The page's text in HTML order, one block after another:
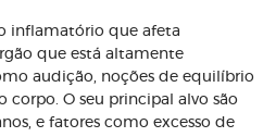
inflamatório que afeta
que está altamente
audição, noções de equilíbrio
corpo. O seu principal alvo são
e fatores como excesso de